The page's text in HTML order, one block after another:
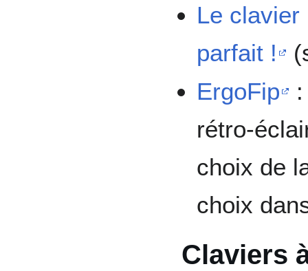
Le clavier
parfait !
ErgoFip
rétro-
choix de
choix
Claviers